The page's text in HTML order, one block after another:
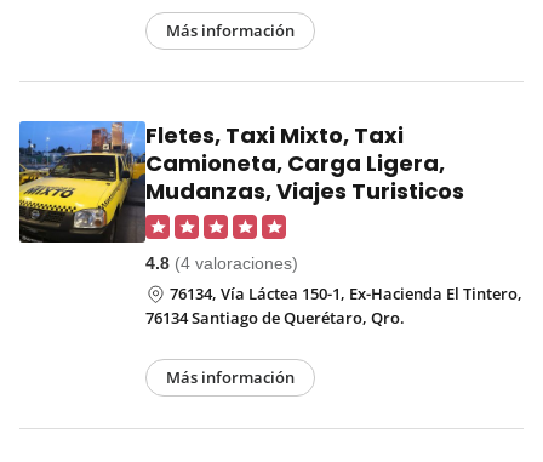
Más información
Fletes, Taxi Mixto, Taxi
Camioneta, Carga Ligera,
Mudanzas, Viajes Turisticos
4.8 (4 valoraciones)
76134, Vía Láctea 150-1, Ex-Hacienda El Tintero,
76134 Santiago de Querétaro, Qro.
Más información